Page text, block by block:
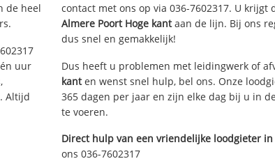
de heel
uur
Altijd
contact met ons op via 036-7602317. U
Almere Poort Hoge kantaan de lijn. Bij ons
dus snel en gemakkelijk!
Dus heeft u problemen met leidingwerk of
kanten wenst snel hulp, bel ons. Onze
365 dagen per jaar en zijn elke dag bij u in
te voeren.
Direct hulp van een vriendelijke loodgieter in
ons 036-7602317